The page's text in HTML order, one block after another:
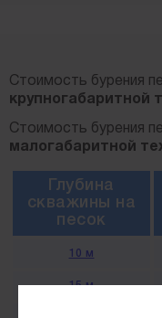
Стоимость бурения
крупногабаритной
Стоимость бурения
малогабаритной
Глубина
скважины на
песок
10 м
15 м